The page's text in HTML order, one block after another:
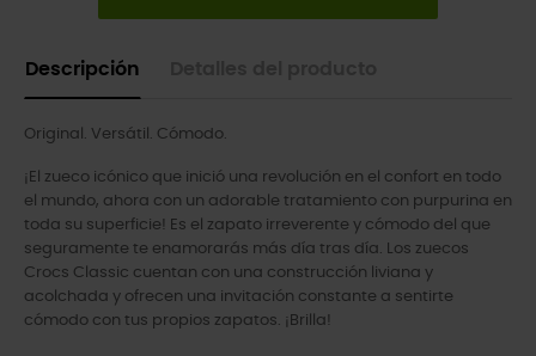
Descripción
Original. Versátil. Cómodo.
¡El zueco icónico que inició una revolución en el confort en todo
el mundo, ahora con un adorable tratamiento con purpurina en
toda su superficie! Es el zapato irreverente y cómodo del que
seguramente te enamorarás más día tras día. Los zuecos
Crocs Classic cuentan con una construcción liviana y
acolchada y ofrecen una invitación constante a sentirte
cómodo con tus propios zapatos. ¡Brilla!